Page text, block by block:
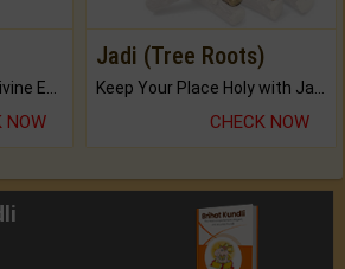
NOW
Jadi (Tree Roots)
CHECK NOW